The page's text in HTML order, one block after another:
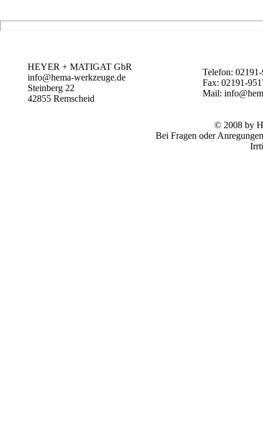
HEYER + MATIGAT GbR
info@hema-werkzeuge.de
Steinberg 22
42855 Remscheid
Telefon:
Fax: 02191-
Mail:
© 2008 by
Bei Fragen oder